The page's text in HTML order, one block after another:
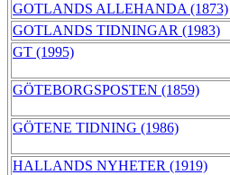
GOTLANDS ALLEHANDA (1873)
GOTLANDS TIDNINGAR (1983)
GT (1995)
GÖTEBORGSPOSTEN (1859)
GÖTENE TIDNING (1986)
HALLANDS NYHETER (1919)